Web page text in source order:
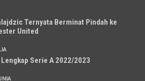
Ternyata Berminat Pindah ke
United
Serie A 2022/2023